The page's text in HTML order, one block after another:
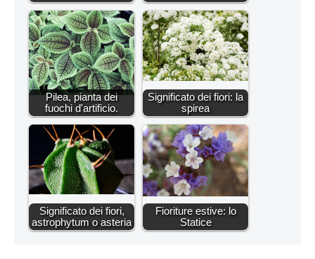
Pilea, pianta dei
fuochi d'artificio.
Significato dei fiori: la
spirea
Significato dei fiori,
astrophytum o asteria
Fioriture estive: lo
Statice